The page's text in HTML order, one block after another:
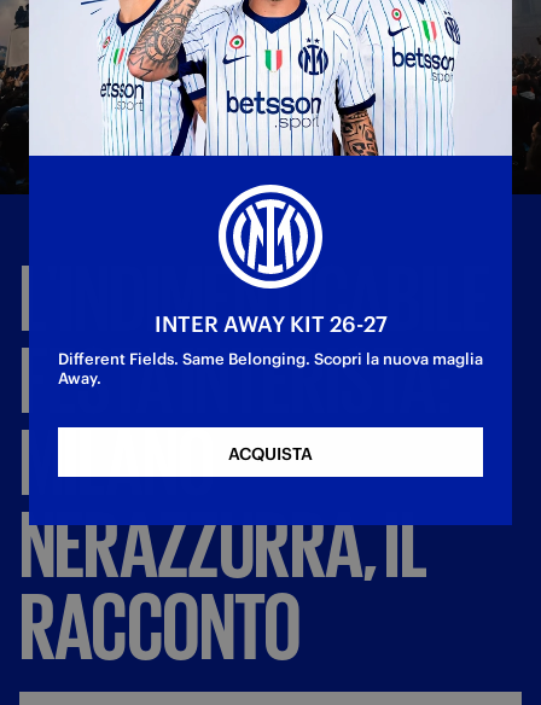
L'INDIMENTICABILE
FESTAINTERISTA:
MILANO
NERAZZURRA,IL
RACCONTO
INTER AWAY KIT 26-27
Different Fields. Same Belonging. Scopri la nuova maglia
Away.
ACQUISTA